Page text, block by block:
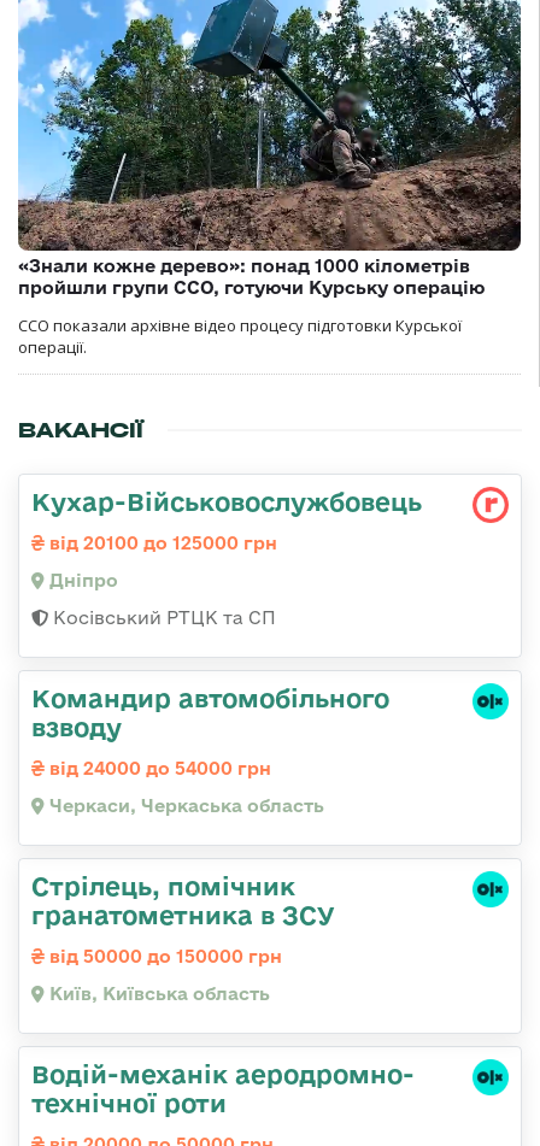
«Знали кожне дерево»: понад 1000 кілометрів
пройшли групи ССО, готуючи Курську операцію
ССО показали архівне відео процесу підготовки Курської
операції.
ВАКАНСІЇ
Кухар-Військовослужбовець
від 20100 до 125000 грн
Дніпро
Косівський РТЦК та СП
Командир автомобільного
взводу
від 24000 до 54000 грн
Черкаси, Черкаська область
Стрілець, помічник
гранатометника в ЗСУ
від 50000 до 150000 грн
Київ, Київська область
Водій-механік аеродромно-
технічної роти